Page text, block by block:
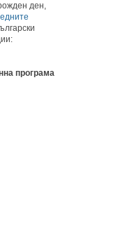
ден,
програма